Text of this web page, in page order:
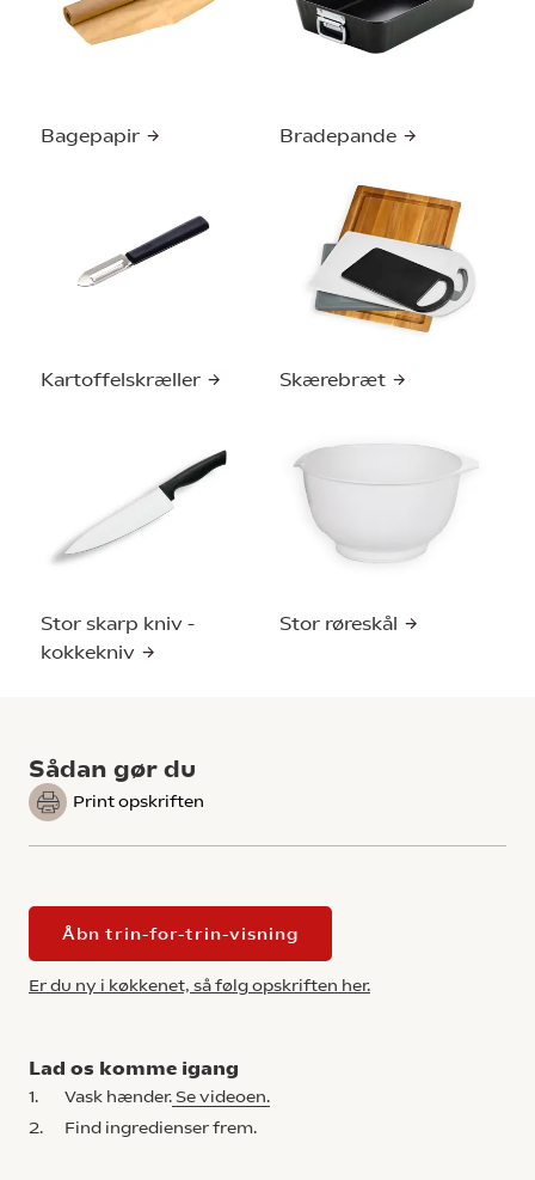
Bagepapir Bradepande
Kartoffelskræller Skærebræt
Stor skarp kniv -
kokkekniv
Stor røreskål
Sådan gør du
Print opskriften
Åbn trin-for-trin-visning
Er du ny i køkkenet, så følg opskriften her.
Lad os komme igang
1. Vask hænder. Se videoen.
2.
Find ingredienser frem.